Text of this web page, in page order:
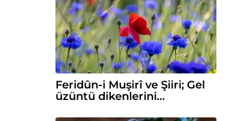
Feridûn-i Muşirî ve Şiiri; Gel
üzüntü dikenlerini…